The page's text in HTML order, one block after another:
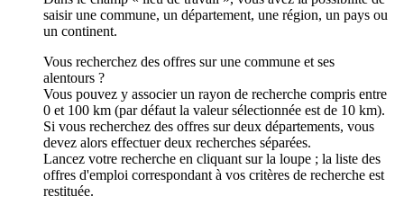
saisir une commune, un département, une région, un pays ou
un continent.
Vous recherchez des offres sur une commune et ses
alentours ?
Vous pouvez y associer un rayon de recherche compris entre
0 et 100 km (par défaut la valeur sélectionnée est de 10 km).
Si vous recherchez des offres sur deux départements, vous
devez alors effectuer deux recherches séparées.
Lancez votre recherche en cliquant sur la loupe ; la liste des
offres d'emploi correspondant à vos critères de recherche est
restituée.